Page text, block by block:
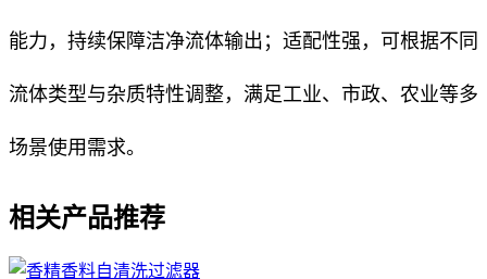
能力，持续保障洁净流体输出；适配性强，可根据不同
流体类型与杂质特性调整，满足工业、市政、农业等多
场景使用需求。
相关产品推荐